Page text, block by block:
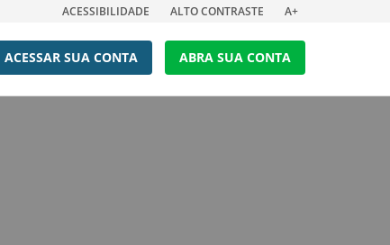
ACESSIBILIDADE ALTO CONTRASTE A+
ACESSAR SUA CONTA ABRA SUA CONTA